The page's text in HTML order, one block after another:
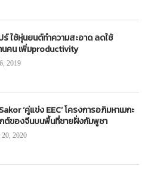
ร์ ใช้หุ่นยนต์ทำความสะอาด ลดใช้
นคน เพิ่มproductivity
2019
‘คู่แข่ง EEC’ โครงการอภิมหาเมกะ
กต์ของจีนบนพื้นที่ชายฝั่งกัมพูชา
20, 2020